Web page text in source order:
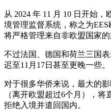
从 2024 年 11 月 10 日开始
境管理监督系统，称之为
将严格管理来自非欧盟国家的
不过法国、德国和荷兰三国
迟至11月17日甚至更晚一些。
对于很多华侨来说，最大的
（离开欧盟超过6个月），
拒绝入境并遣回国内。